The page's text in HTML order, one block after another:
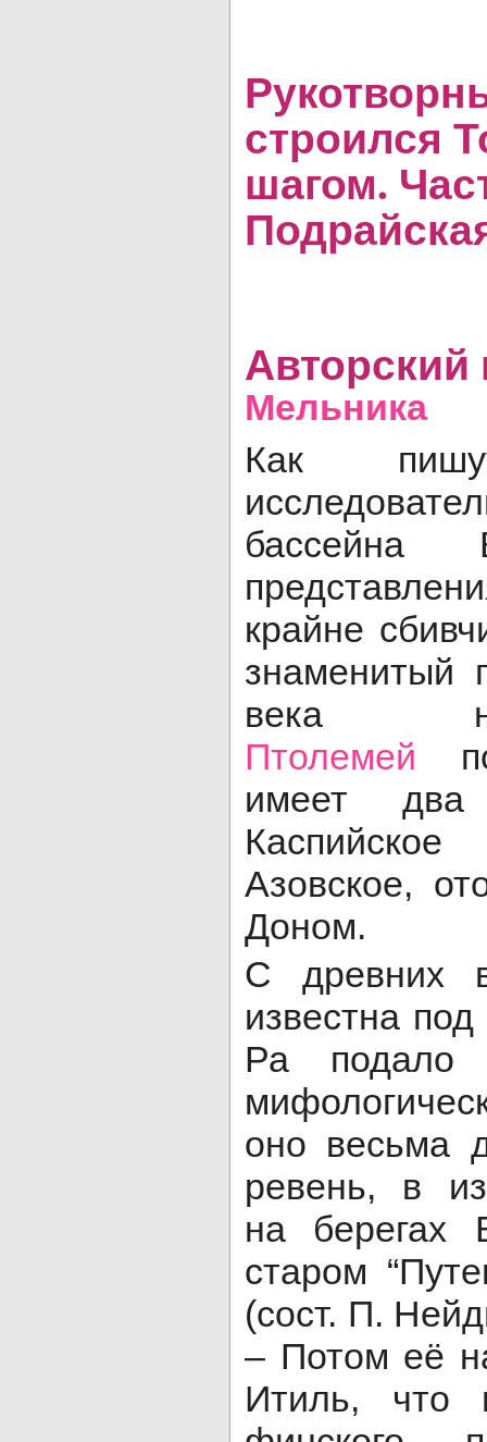
строился
шагом.
Мельника
Как
бассейна
крайне
знаменитый
Птолемей
имеет
Азовское,
Доном.
С древних
известна
Ра подало
оно весьма
ревень, в
на берегах
старом
(сост. П.
– Потом её
Итиль, что